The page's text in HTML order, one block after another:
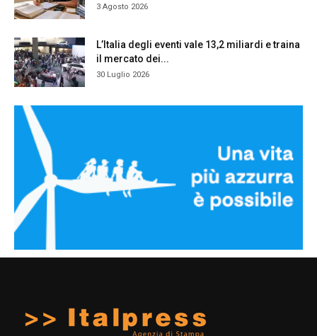
3 Agosto 2026
L’Italia degli eventi vale 13,2 miliardi e traina
il mercato dei...
30 Luglio 2026